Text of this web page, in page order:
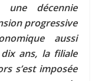
une décennie
progressive
aussi
ans, la filiale
s’est imposée